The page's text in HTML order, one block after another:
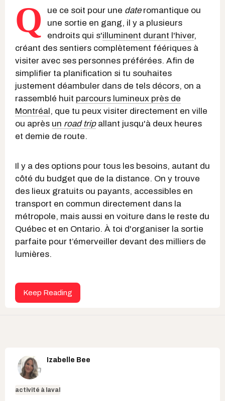
Q ue ce soit pour une date romantique ou
une sortie en gang, il y a plusieurs
endroits qui s'illuminent durant l'hiver,
créant des sentiers complètement féériques à
visiter avec ses personnes préférées. Afin de
simplifier ta planification si tu souhaites
justement déambuler dans de tels décors, on a
rassemblé huit parcours lumineux près de
Montréal, que tu peux visiter directement en ville
ou après un road tripallant jusqu'à deux heures
et demie de route.
Il y a des options pour tous les besoins, autant du
côté du budget que de la distance. On y trouve
des lieux gratuits ou payants, accessibles en
transport en commun directement dans la
métropole, mais aussi en voiture dans le reste du
Québec et en Ontario. À toi d'organiser la sortie
parfaite pour t’émerveiller devant des milliers de
lumières.
Keep Reading
Izabelle Bee
activité à laval